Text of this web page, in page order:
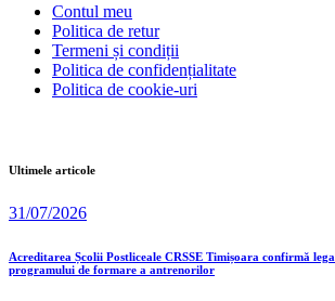
Contul meu
Politica de retur
Termeni și condiții
Politica de confidențialitate
Politica de cookie-uri
Ultimele articole
31/07/2026
Acreditarea Școlii Postliceale CRSSE Timișoara confirmă
programului de formare a antrenorilor